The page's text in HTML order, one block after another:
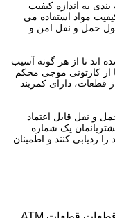
به اندازه کیفیت
مواد استفاده می
حمل و نقل امن و
اند تا از هر گونه آسیب
کارتونی موجی محکم
دارای کمربند
و نقل قابل اعتماد
یک شماره
ردیابی کنند و اطمینان